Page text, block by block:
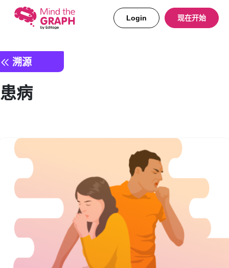
Login 现在开始
溯源
患病